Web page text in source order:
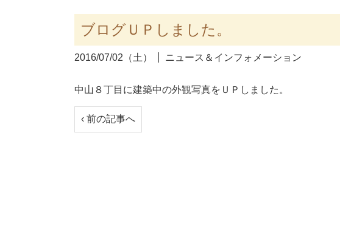
ブログＵＰしました。
2016/07/02（土） ニュース＆インフォメーション
中山８丁目に建築中の外観写真をＵＰしました。
‹ 前の記事へ